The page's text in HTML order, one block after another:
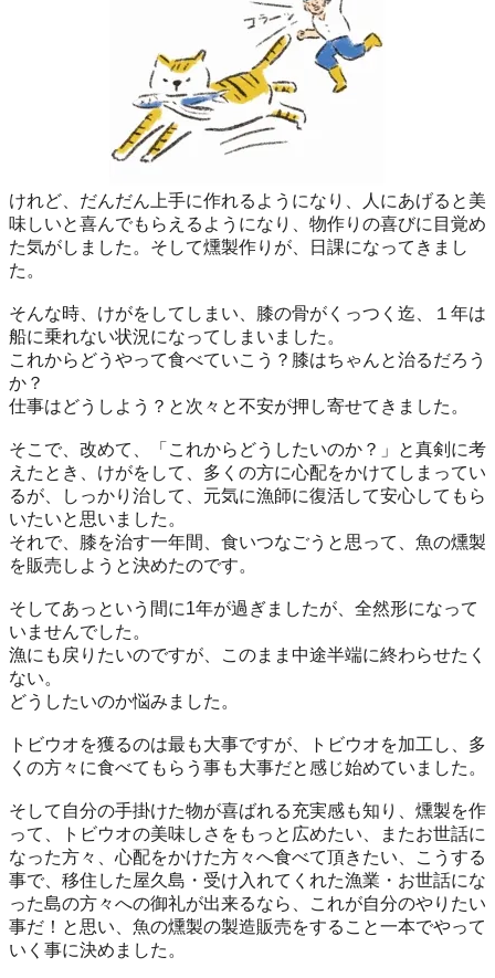
けれど、だんだん上手に作れるようになり、人にあげると美
味しいと喜んでもらえるようになり、物作りの喜びに目覚め
た気がしました。そして燻製作りが、日課になってきまし
た。
そんな時、けがをしてしまい、膝の骨がくっつく迄、１年は
船に乗れない状況になってしまいました。
これからどうやって食べていこう？膝はちゃんと治るだろう
か？
仕事はどうしよう？と次々と不安が押し寄せてきました。
そこで、改めて、「これからどうしたいのか？」と真剣に考
えたとき、けがをして、多くの方に心配をかけてしまってい
るが、しっかり治して、元気に漁師に復活して安心してもら
いたいと思いました。
それで、膝を治す一年間、食いつなごうと思って、魚の燻製
を販売しようと決めたのです。
そしてあっという間に1年が過ぎましたが、全然形になって
いませんでした。
漁にも戻りたいのですが、このまま中途半端に終わらせたく
ない。
どうしたいのか悩みました。
トビウオを獲るのは最も大事ですが、トビウオを加工し、多
くの方々に食べてもらう事も大事だと感じ始めていました。
そして自分の手掛けた物が喜ばれる充実感も知り、燻製を作
って、トビウオの美味しさをもっと広めたい、またお世話に
なった方々、心配をかけた方々へ食べて頂きたい、こうする
事で、移住した屋久島・受け入れてくれた漁業・お世話にな
った島の方々への御礼が出来るなら、これが自分のやりたい
事だ！と思い、魚の燻製の製造販売をすること一本でやって
いく事に決めました。